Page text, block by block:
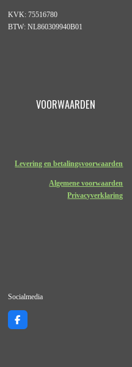
KVK: 75516780
BTW: NL860309940B01
VOORWAARDEN
Levering en betalingsvoorwaarden
Algemene voorwaarden
Privacyverklaring
Socialmedia
F
a